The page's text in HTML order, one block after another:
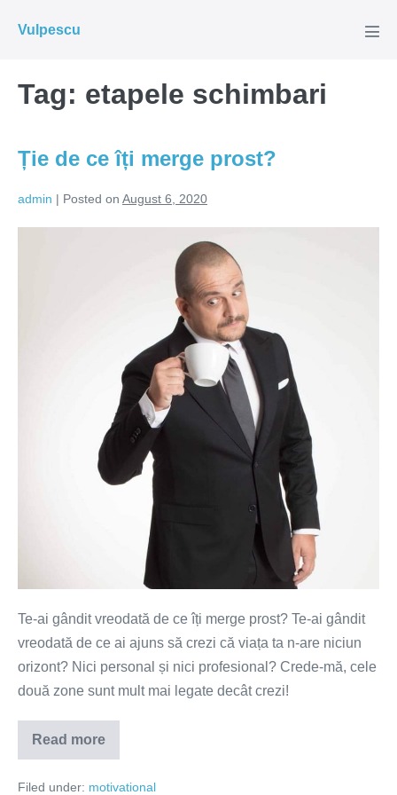
Vulpescu
Tag: etapele schimbari
Ție de ce îți merge prost?
admin | Posted on August 6, 2020
Te-ai gândit vreodată de ce îți merge prost? Te-ai gândit
vreodată de ce ai ajuns să crezi că viața ta n-are niciun
orizont? Nici personal și nici profesional? Crede-mă, cele
două zone sunt mult mai legate decât crezi!
Read more
Ție
de
îți
Filed under: motivational